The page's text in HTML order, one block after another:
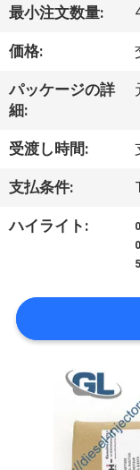
オ
わ
た
し
た
ち
い
最小注文数量:
価格:
パッケージの詳
細:
受渡し時間:
支払条件:
ハイライト: